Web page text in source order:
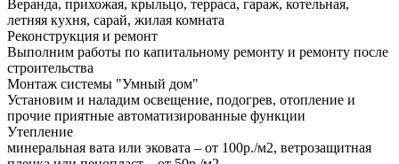
Веранда, прихожая, крыльцо, терраса, гараж, котельная,
летняя кухня, сарай, жилая комната
Реконструкция и ремонт
Выполним работы по капитальному ремонту и ремонту после
строительства
Монтаж системы "Умный дом"
Установим и наладим освещение, подогрев, отопление и
прочие приятные автоматизированные функции
Утепление
минеральная вата или эковата – от 100р./м2, ветрозащитная